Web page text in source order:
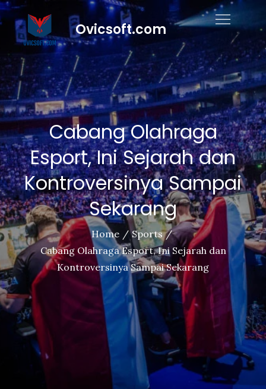
Skip
to
content
Ovicsoft.com
Cabang Olahraga
Esport, Ini Sejarah dan
Kontroversinya Sampai
Sekarang
Home
Sports
Cabang Olahraga Esport, Ini Sejarah dan
Kontroversinya Sampai Sekarang